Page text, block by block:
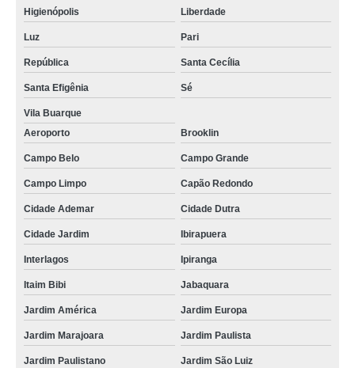
Higienópolis Liberdade
Luz Pari
República Santa Cecília
Santa Efigênia Sé
Vila Buarque
Aeroporto
Brooklin
Campo Belo Campo Grande
Campo Limpo Capão Redondo
Cidade Ademar Cidade Dutra
Cidade Jardim Ibirapuera
Interlagos Ipiranga
Itaim Bibi Jabaquara
Jardim América Jardim Europa
Jardim Marajoara Jardim Paulista
Jardim Paulistano Jardim São Luiz